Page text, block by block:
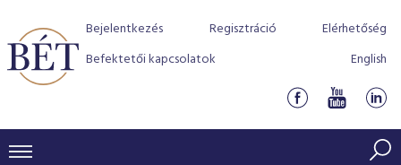
Bejelentkezés Regisztráció
Elérhetőség
Befektetői kapcsolatok
English